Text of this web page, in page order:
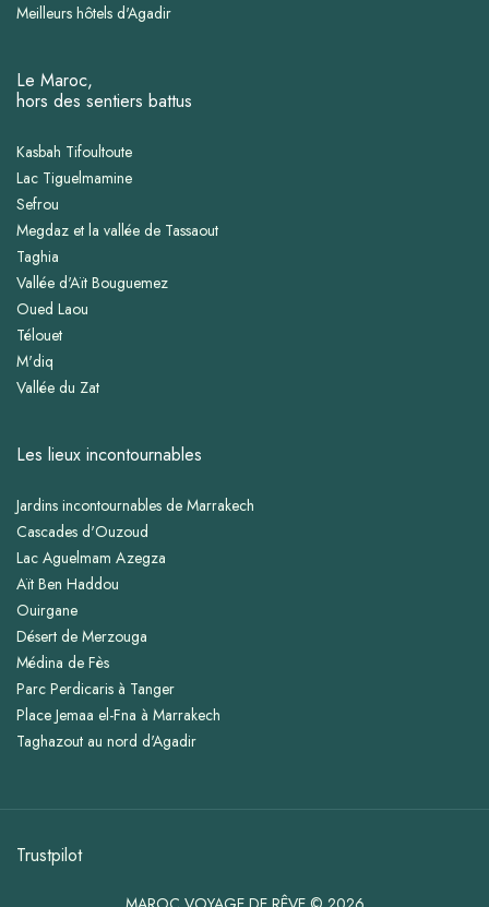
Meilleurs hôtels d'Agadir
Le Maroc,
hors des sentiers battus
Kasbah Tifoultoute
Lac Tiguelmamine
Sefrou
Megdaz et la vallée de Tassaout
Taghia
Vallée d'Aït Bouguemez
Oued Laou
Télouet
M'diq
Vallée du Zat
Les lieux incontournables
Jardins incontournables de Marrakech
Cascades d'Ouzoud
Lac Aguelmam Azegza
Aït Ben Haddou
Ouirgane
Désert de Merzouga
Médina de Fès
Parc Perdicaris à Tanger
Place Jemaa el-Fna à Marrakech
Taghazout au nord d'Agadir
Trustpilot